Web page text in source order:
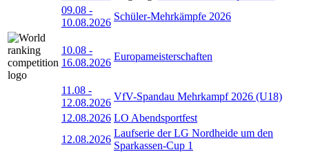
09.08 -
10.08.2026
Schüler-Mehrkämpfe 2026
10.08 -
16.08.2026
Europameisterschaften
11.08 -
12.08.2026
VfV-Spandau Mehrkampf 2026 (U18)
12.08.2026 LO Abendsportfest
12.08.2026
Laufserie der LG Nordheide um den
Sparkassen-Cup 1